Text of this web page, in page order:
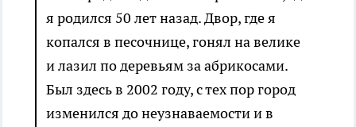
я родился 50 лет назад. Двор, где я
копался в песочнице, гонял на велике
и лазил по деревьям за абрикосами.
Был здесь в 2002 году, с тех пор город
изменился до неузнаваемости и в